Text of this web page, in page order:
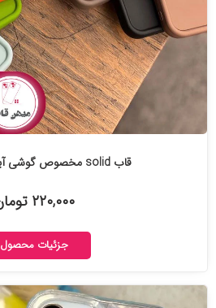
قاب solid مخصوص گوشی آیفون کد-۱۳۶۳
۲۲۰,۰۰۰ تومان
جزئیات محصول